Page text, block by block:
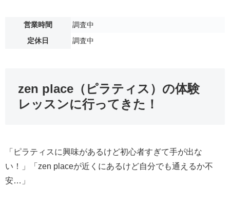
営業時間
調査中
定休日
調査中
zen place（ピラティス）の体験
レッスンに行ってきた！
「ピラティスに興味があるけど初心者すぎて手が出な
い！」「zen placeが近くにあるけど自分でも通えるか不
安…」